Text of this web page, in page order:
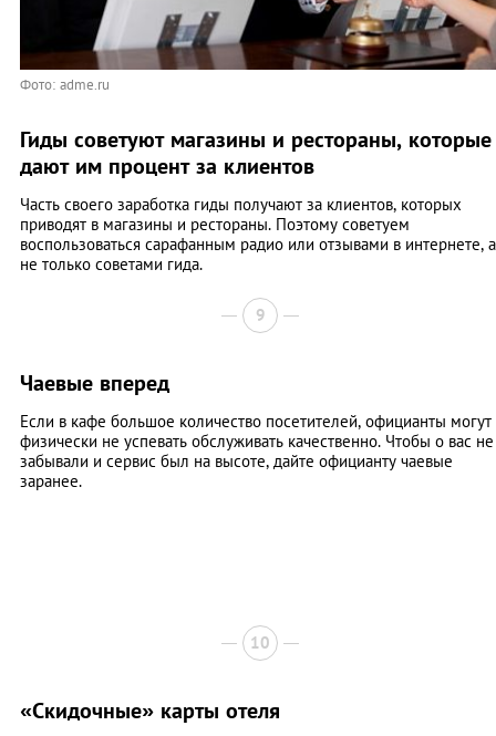
Фото: adme.ru
Гиды советуют магазины и рестораны, которые
дают им процент за клиентов
Часть своего заработка гиды получают за клиентов, которых
приводят в магазины и рестораны. Поэтому советуем
воспользоваться сарафанным радио или отзывами в интернете, а
не только советами гида.
9
Чаевые вперед
Если в кафе большое количество посетителей, официанты могут
физически не успевать обслуживать качественно. Чтобы о вас не
забывали и сервис был на высоте, дайте официанту чаевые
заранее.
10
«Скидочные» карты отеля